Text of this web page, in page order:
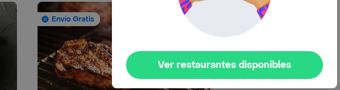
Envío Gratis
Ver restaurantes disponibles